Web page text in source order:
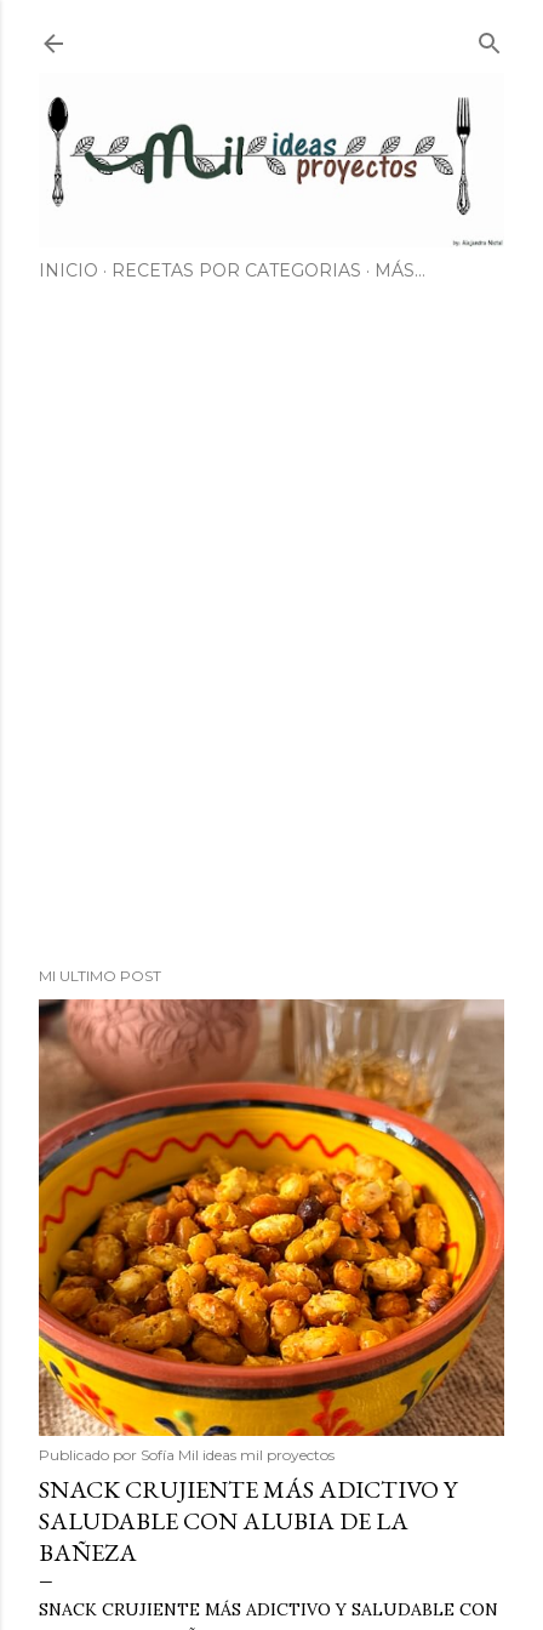
INICIO RECETAS POR CATEGORIAS MÁS…
MI ULTIMO POST
Publicado por Sofía Mil ideas mil proyectos
SNACK CRUJIENTE MÁS ADICTIVO Y
SALUDABLE CON ALUBIA DE LA
BAÑEZA
SNACK CRUJIENTE MÁS ADICTIVO Y SALUDABLE CON